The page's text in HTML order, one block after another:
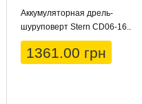
Аккумуляторная дрель-
шуруповерт Stern CD06-16..
1361.00 грн